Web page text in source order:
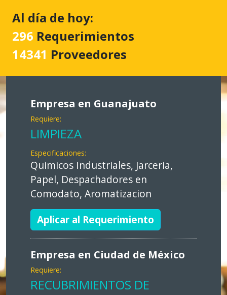
Al día de hoy:
296 Requerimientos
14341 Proveedores
Empresa en Guanajuato
Requiere:
LIMPIEZA
Especificaciones:
Quimicos Industriales, Jarceria,
Papel, Despachadores en
Comodato, Aromatizacion
Aplicar al Requerimiento
Empresa en Ciudad de México
Requiere:
RECUBRIMIENTOS DE